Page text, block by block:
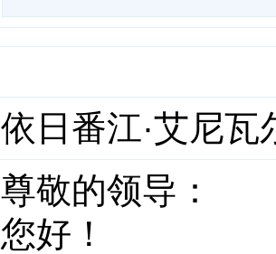
依日番江·艾尼瓦
尊敬的领导：
您好！